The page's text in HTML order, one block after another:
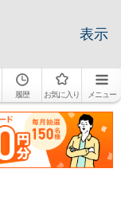
表示
履歴 お気に入り メニュー